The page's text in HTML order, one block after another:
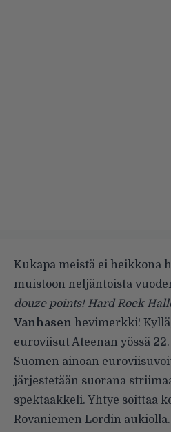
Kukapa meistä ei heikkona
muistoon neljäntoista
douze points! Hard Rock
Vanhasen hevimerkki!
euroviisut Ateenan yössä
Suomen ainoan
järjestetään suorana
spektaakkeli. Yhtye soittaa
Rovaniemen Lordin